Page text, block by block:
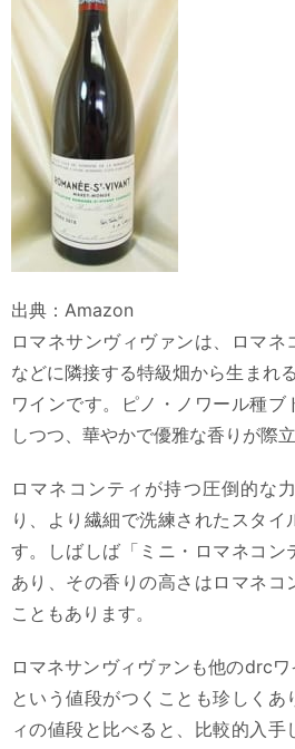
出典：Amazon
ロマネサンヴィヴァンは、ロマネ
などに隣接する特級畑から生まれ
ワインです。ピノ・ノワール種ブ
しつつ、華やかで優雅な香りが際
ロマネコンティが持つ圧倒的な
り、より繊細で洗練されたスタイ
す。しばしば「ミニ・ロマネコン
あり、その香りの高さはロマネコ
こともあります。
ロマネサンヴィヴァンも他のdrc
という値段がつくことも珍しくあ
ィの値段と比べると、比較的入